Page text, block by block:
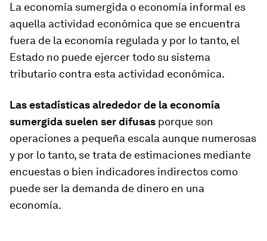
La economía sumergida o economía informal es
aquella actividad económica que se encuentra
fuera de la economía regulada y por lo tanto, el
Estado no puede ejercer todo su sistema
tributario contra esta actividad económica.
Las estadísticas alrededor de la economía
sumergida suelen ser difusas porque son
operaciones a pequeña escala aunque numerosas
y por lo tanto, se trata de estimaciones mediante
encuestas o bien indicadores indirectos como
puede ser la demanda de dinero en una
economía.